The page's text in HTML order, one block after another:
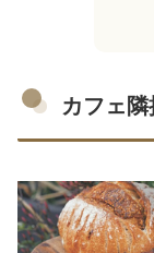
カフェ